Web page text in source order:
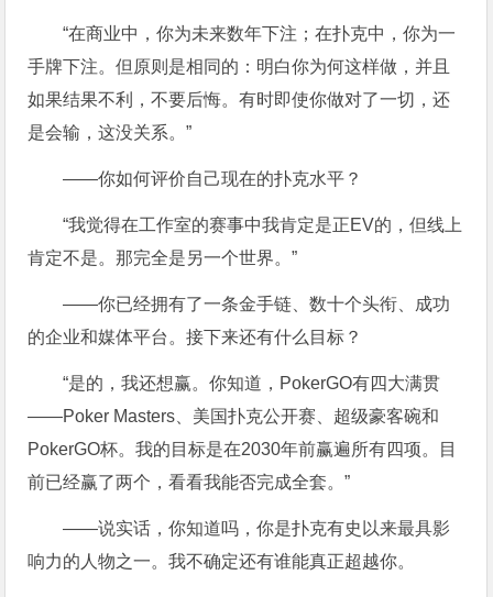
“在商业中，你为未来数年下注；在扑克中，你为一
手牌下注。但原则是相同的：明白你为何这样做，并且
如果结果不利，不要后悔。有时即使你做对了一切，还
是会输，这没关系。”
——你如何评价自己现在的扑克水平？
“我觉得在工作室的赛事中我肯定是正EV的，但线上
肯定不是。那完全是另一个世界。”
——你已经拥有了一条金手链、数十个头衔、成功
的企业和媒体平台。接下来还有什么目标？
“是的，我还想赢。你知道，PokerGO有四大满贯
——Poker Masters、美国扑克公开赛、超级豪客碗和
PokerGO杯。我的目标是在2030年前赢遍所有四项。目
前已经赢了两个，看看我能否完成全套。”
——说实话，你知道吗，你是扑克有史以来最具影
响力的人物之一。我不确定还有谁能真正超越你。